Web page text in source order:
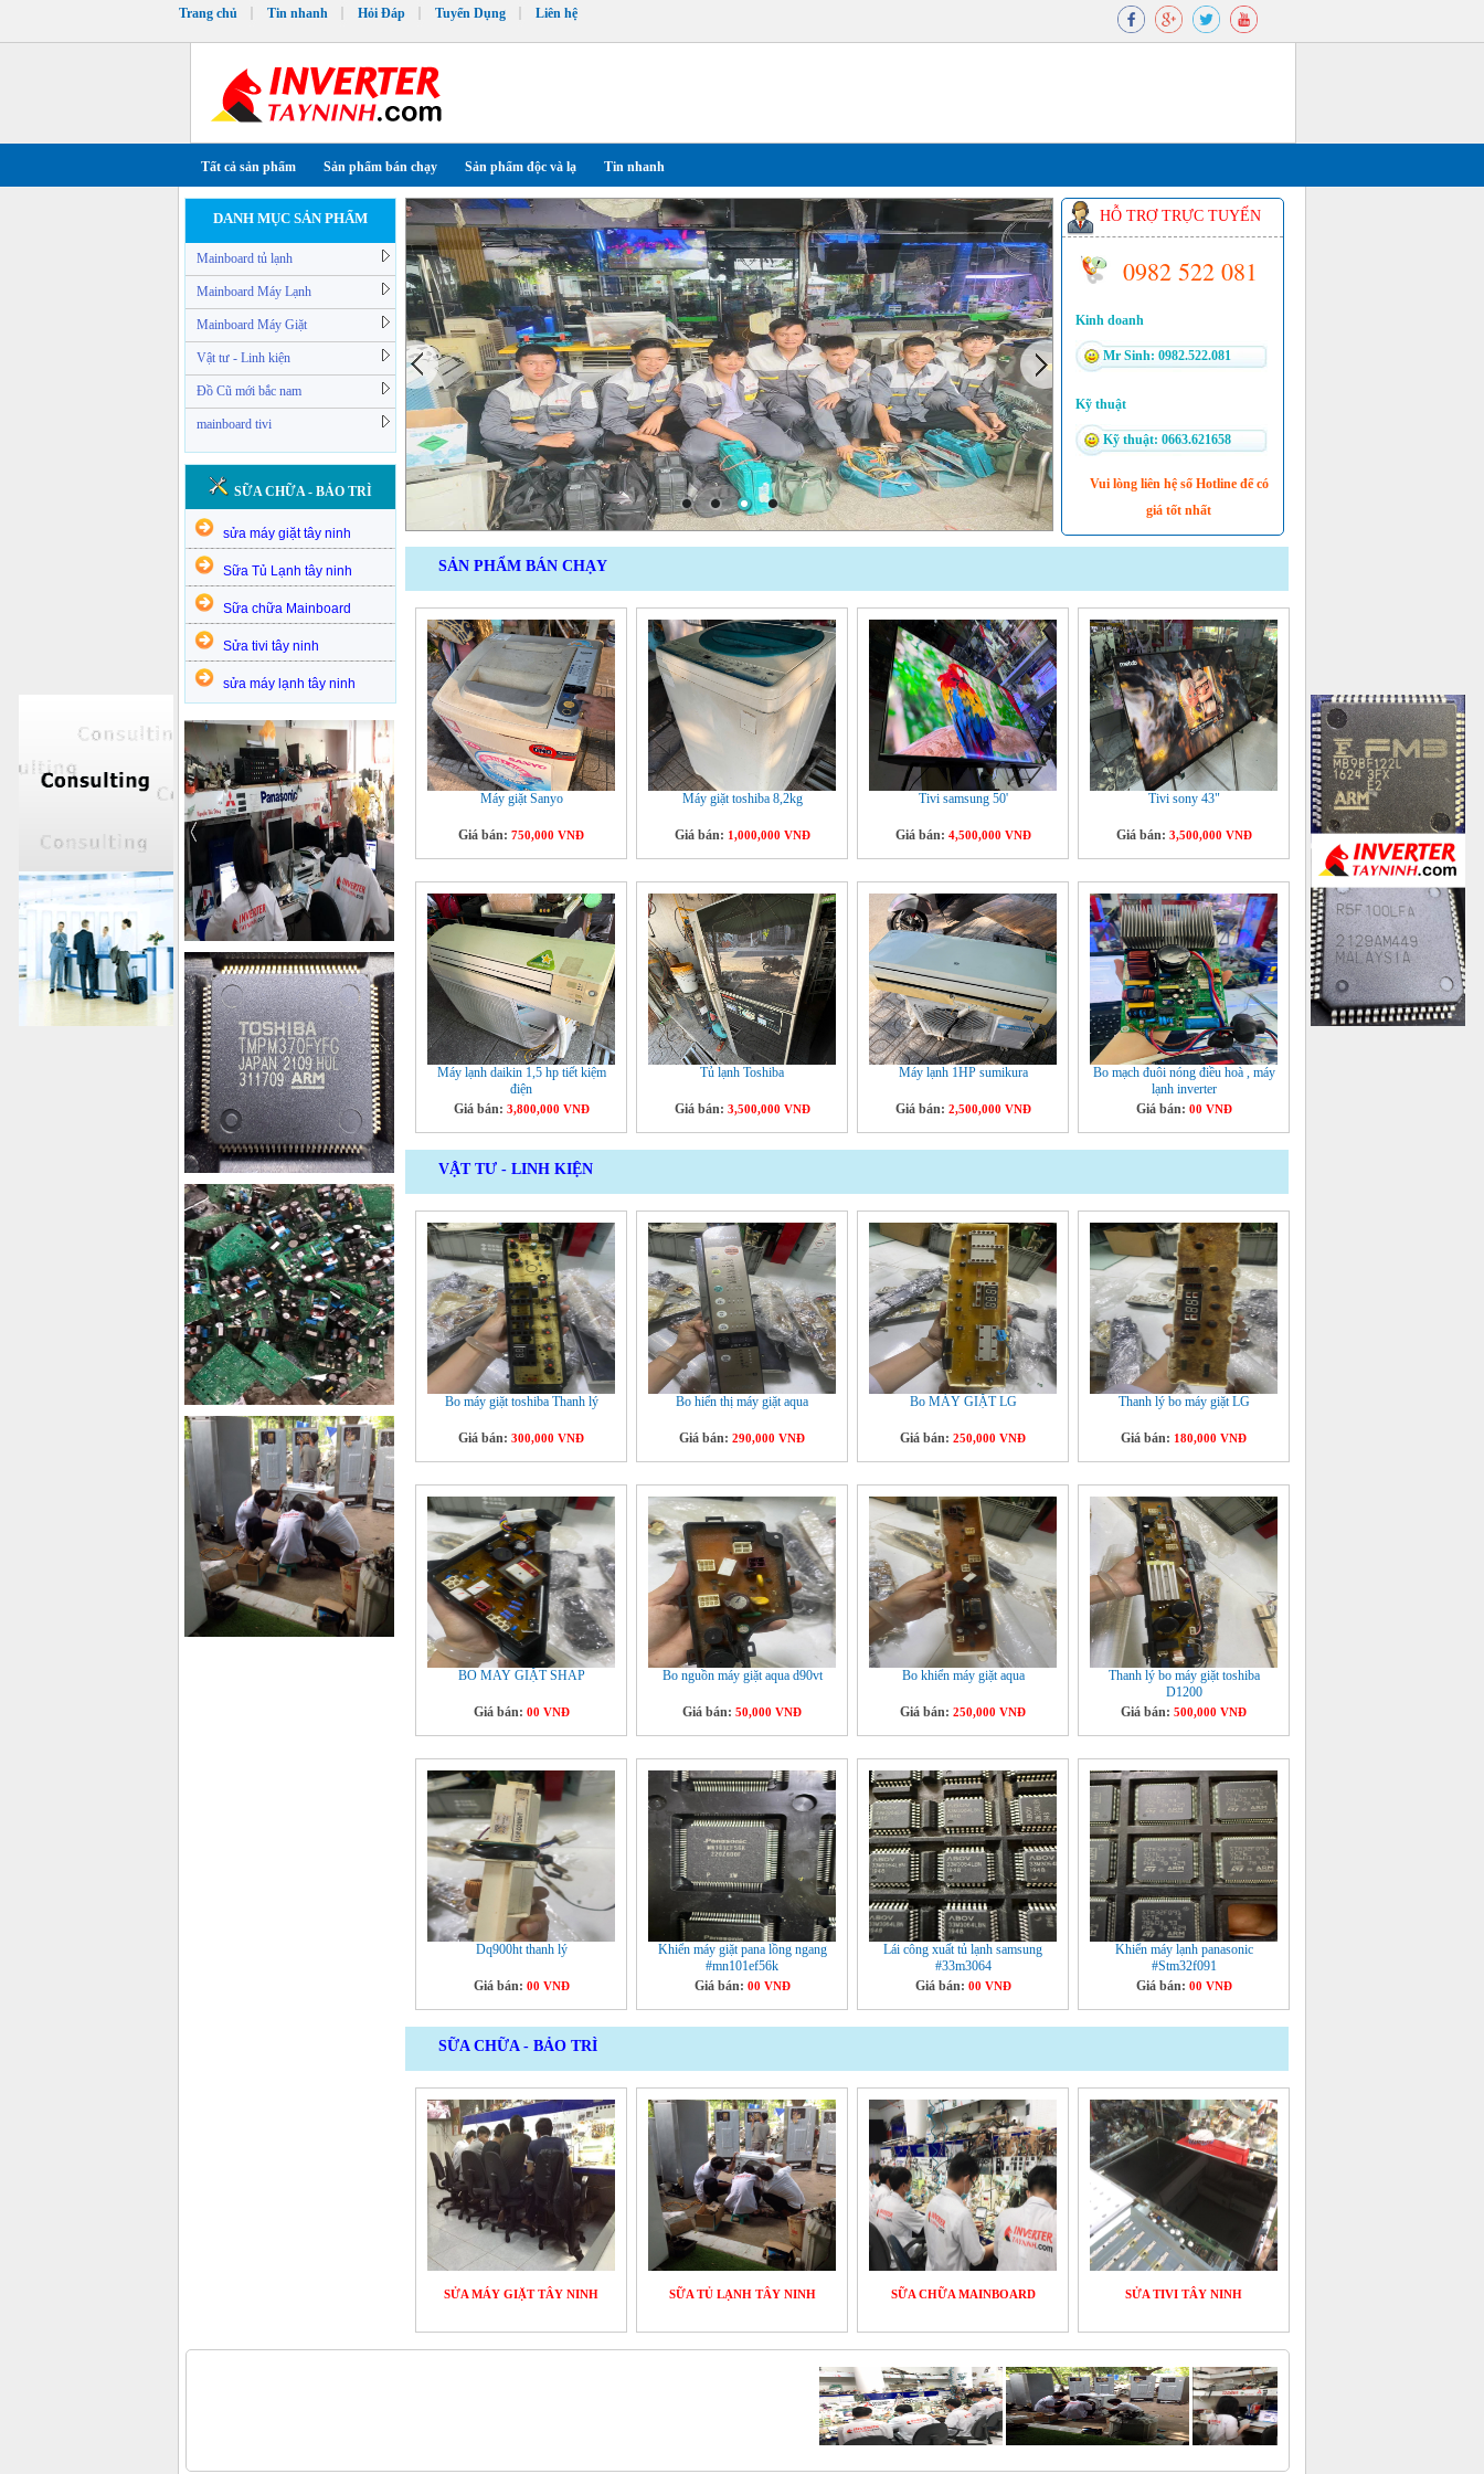
Trang chủ Tin nhanh Hỏi Đáp Tuyển Dụng Liên hệ
Tất cả sản phẩm Sản phẩm bán chạy Sản phẩm độc và lạ Tin nhanh
DANH MỤC SẢN PHẨM
Mainboard tủ lạnh
Mainboard Máy Lạnh
Mainboard Máy Giặt
Vật tư - Linh kiện
Đồ Cũ mới bắc nam
mainboard tivi
SỮA CHỮA - BẢO TRÌ
sửa máy giặt tây ninh
Sữa Tủ Lạnh tây ninh
Sữa chữa Mainboard
Sửa tivi tây ninh
sửa máy lạnh tây ninh
HỖ TRỢ TRỰC TUYẾN
0982 522 081
Kinh doanh
Mr Sinh: 0982.522.081
Kỹ thuật
Kỹ thuật: 0663.621658
Vui lòng liên hệ số Hotline để có
giá tốt nhất
SẢN PHẨM BÁN CHẠY
Máy giặt Sanyo
Giá bán: 750,000 VNĐ
Máy giặt toshiba 8,2kg
Giá bán: 1,000,000 VNĐ
Tivi samsung 50'
Giá bán: 4,500,000 VNĐ
Tivi sony 43"
Giá bán: 3,500,000 VNĐ
Máy lạnh daikin 1,5 hp tiết kiệm
điện
Giá bán: 3,800,000 VNĐ
Tủ lạnh Toshiba
Giá bán: 3,500,000 VNĐ
Máy lạnh 1HP sumikura
Giá bán: 2,500,000 VNĐ
Bo mạch đuôi nóng điều hoà , máy
lạnh inverter
Giá bán: 00 VNĐ
VẬT TƯ - LINH KIỆN
Bo máy giặt toshiba Thanh lý
Giá bán: 300,000 VNĐ
Bo hiển thị máy giặt aqua
Giá bán: 290,000 VNĐ
Bo MÁY GIẶT LG
Giá bán: 250,000 VNĐ
Thanh lý bo máy giặt LG
Giá bán: 180,000 VNĐ
BO MAY GIẶT SHAP
Giá bán: 00 VNĐ
Bo nguồn máy giặt aqua d90vt
Giá bán: 50,000 VNĐ
Bo khiển máy giặt aqua
Giá bán: 250,000 VNĐ
Thanh lý bo máy giặt toshiba
D1200
Giá bán: 500,000 VNĐ
Dq900ht thanh lý
Giá bán: 00 VNĐ
Khiển máy giặt pana lồng ngang
#mn101ef56k
Giá bán: 00 VNĐ
Lái công xuất tủ lạnh samsung
#33m3064
Giá bán: 00 VNĐ
Khiển máy lạnh panasonic
#Stm32f091
Giá bán: 00 VNĐ
SỮA CHỮA - BẢO TRÌ
SỬA MÁY GIẶT TÂY NINH SỮA TỦ LẠNH TÂY NINH SỮA CHỮA MAINBOARD SỬA TIVI TÂY NINH